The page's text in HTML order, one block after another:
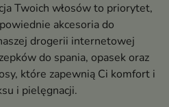
Twoich włosów to priorytet,
akcesoria do
drogerii internetowej
do spania, opasek oraz
które zapewnią Ci komfort i
i pielęgnacji.